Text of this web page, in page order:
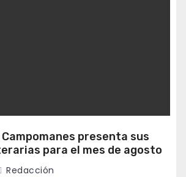
Campomanes presenta sus
para el mes de agosto
Redacción